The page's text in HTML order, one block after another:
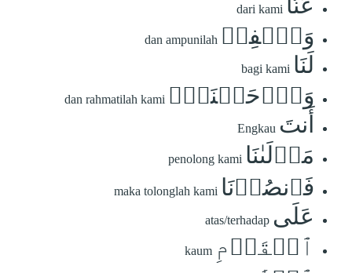
dari kami
وَٱغۡفِرۡ dan ampunilah
لَنَا bagi kami
وَٱرۡحَمۡنَآۚ dan rahmatilah kami
أَنتَ Engkau
مَوۡلَىٰنَا penolong kami
فَٱنصُرۡنَا maka tolonglah kami
عَلَى atas/terhadap
ٱلۡقَوۡمِ kaum